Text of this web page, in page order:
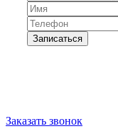
Заказать звонок